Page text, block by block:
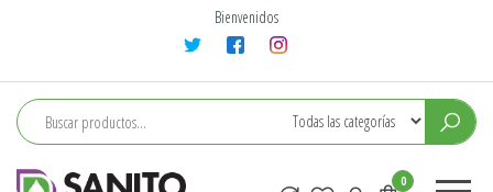
contenido
Bienvenidos
0